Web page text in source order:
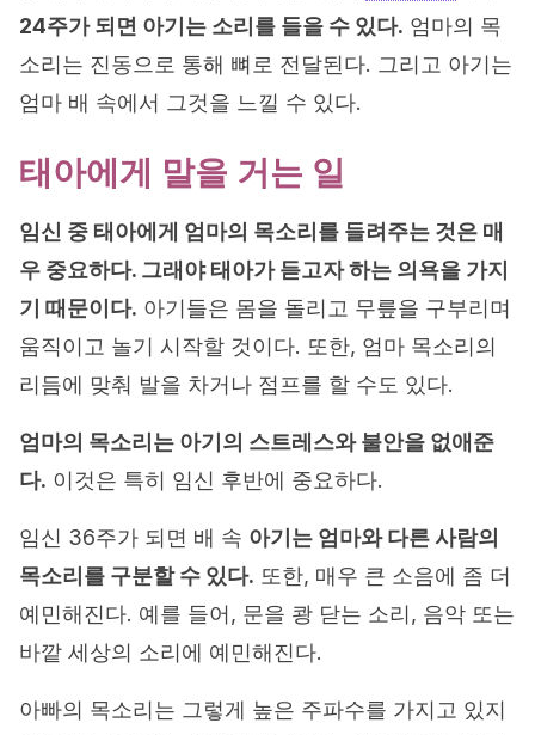
24주가 되면 아기는 소리를 들을 수 있다. 엄마의 목
소리는 진동으로 통해 뼈로 전달된다. 그리고 아기는
엄마 배 속에서 그것을 느낄 수 있다.
태아에게 말을 거는 일
임신 중 태아에게 엄마의 목소리를 들려주는 것은 매
우 중요하다. 그래야 태아가 듣고자 하는 의욕을 가지
기 때문이다. 아기들은 몸을 돌리고 무릎을 구부리며
움직이고 놀기 시작할 것이다. 또한, 엄마 목소리의
리듬에 맞춰 발을 차거나 점프를 할 수도 있다.
엄마의 목소리는 아기의 스트레스와 불안을 없애준
다. 이것은 특히 임신 후반에 중요하다.
임신 36주가 되면 배 속 아기는 엄마와 다른 사람의
목소리를 구분할 수 있다. 또한, 매우 큰 소음에 좀 더
예민해진다. 예를 들어, 문을 쾅 닫는 소리, 음악 또는
바깥 세상의 소리에 예민해진다.
아빠의 목소리는 그렇게 높은 주파수를 가지고 있지